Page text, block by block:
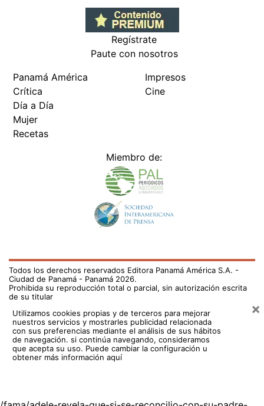
Regístrate
Paute con nosotros
Panamá América
Crítica
Día a Día
Mujer
Recetas
Impresos
Cine
Miembro de:
Todos los derechos reservados Editora Panamá América S.A. -
Ciudad de Panamá - Panamá 2026.
Prohibida su reproducción total o parcial, sin autorización escrita
de su titular
Utilizamos cookies propias y de terceros para mejorar
nuestros servicios y mostrarles publicidad relacionada
con sus preferencias mediante el análisis de sus hábitos
de navegación. si continúa navegando, consideramos
que acepta su uso. Puede cambiar la configuración u
obtener más información aquí
×